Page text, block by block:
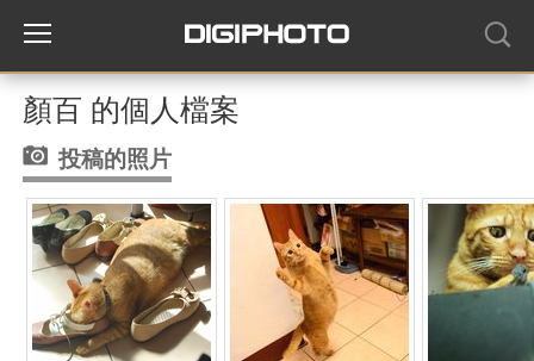
顏百 的個人檔案
投稿的照片